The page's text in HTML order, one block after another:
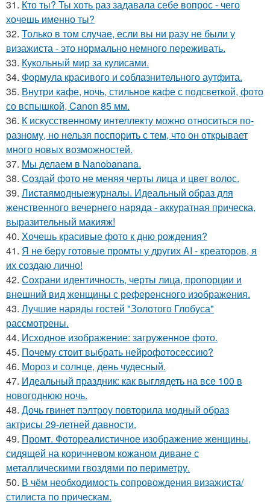
31. Кто ты? Ты хоть раз задавала себе вопрос - чего
хочешь именно ты?
32. Только в том случае, если вы ни разу не были у
визажиста - это нормально немного переживать.
33. Кукольный мир за кулисами.
34. Формула красивого и соблазнительного аутфита.
35. Внутри кафе, ночь, стильное кафе с подсветкой, фото
со вспышкой, Canon 85 мм.
36. К искусственному интеллекту можно относиться по-
разному, но нельзя поспорить с тем, что он открывает
много новых возможностей.
37. Мы делаем в Nanobanana.
38. Создай фото не меняя черты лица и цвет волос.
39. Листаямодныежурналы. Идеальный образ для
женственного вечернего наряда - аккуратная прическа,
выразительный макияж!
40. Хочешь красивые фото к дню рождения?
41. Я не беру готовые промты у других AI - креаторов, я
их создаю лично!
42. Сохрани идентичность, черты лица, пропорции и
внешний вид женщины с референсного изображения.
43. Лучшие наряды гостей "Золотого Глобуса"
рассмотрены.
44. Исходное изображение: загруженное фото.
45. Почему стоит выбрать нейрофотосессию?
46. Мороз и солнце, день чудесный.
47. Идеальный праздник: как выглядеть на все 100 в
новогоднюю ночь.
48. Дочь гвинет пэлтроу повторила модный образ
актрисы 29-летней давности.
49. Промт. Фотореалистичное изображение женщины,
сидящей на коричневом кожаном диване с
металлическими гвоздями по периметру.
50. В чём необходимость сопровождения визажиста/
стилиста по прическам.